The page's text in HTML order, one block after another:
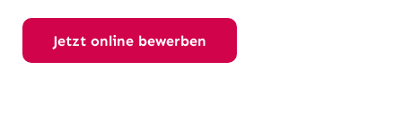
Jetzt online bewerben